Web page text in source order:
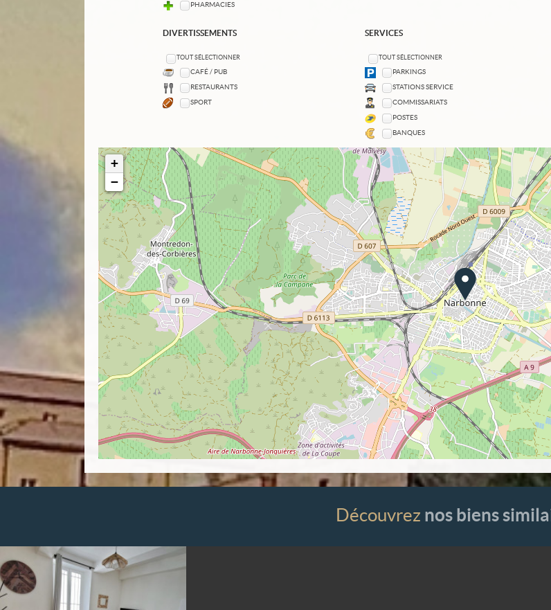
PHARMACIES
DIVERTISSEMENTS
TOUT SÉLECTIONNER
CAFÉ / PUB
RESTAURANTS
SPORT
SERVICES
TOUT SÉLECTIONNER
PARKINGS
STATIONS SERVICE
COMMISSARIATS
POSTES
BANQUES
+
−
Découvrez nos biens